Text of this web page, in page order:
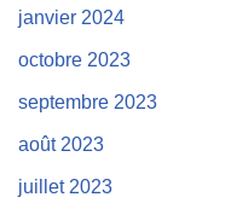
janvier 2024
octobre 2023
septembre 2023
août 2023
juillet 2023